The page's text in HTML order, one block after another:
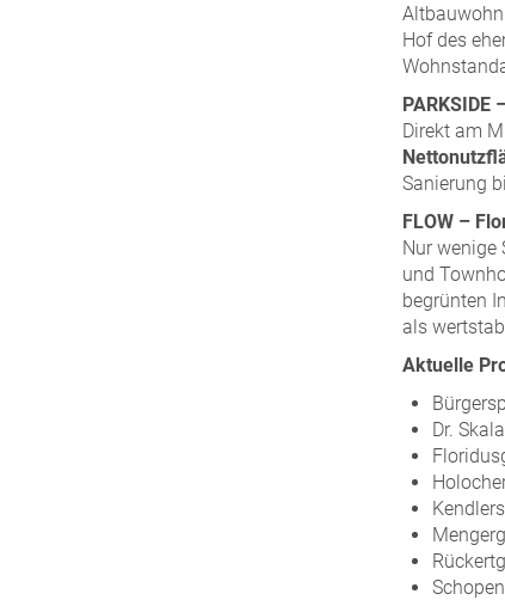
Hof des
PARKSIDE
Direkt am
Sanierung
FLOW –
Nur wenige
und
begrünten
als
Aktuelle
Dr.